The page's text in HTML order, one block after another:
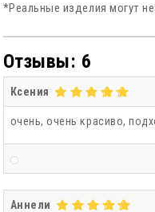
*Реальные изделия могут
Отзывы: 6
Ксения
очень, очень красиво,
Аннели